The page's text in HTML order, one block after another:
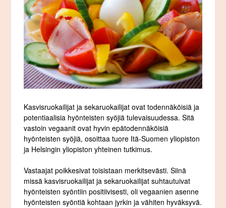
Kasvisruokailijat ja sekaruokailijat ovat todennäköisiä ja
potentiaalisia hyönteisten syöjiä tulevaisuudessa. Sitä
vastoin vegaanit ovat hyvin epätodennäköisiä
hyönteisten syöjiä, osoittaa tuore Itä-Suomen yliopiston
ja Helsingin yliopiston yhteinen tutkimus.
Vastaajat poikkesivat toisistaan merkitsevästi. Siinä
missä kasvisruokailijat ja sekaruokailijat suhtautuivat
hyönteisten syöntiin positiivisesti, oli vegaanien asenne
hyönteisten syöntiä kohtaan jyrkin ja vähiten hyväksyvä.